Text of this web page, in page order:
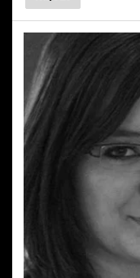
PAWEŁ
CHYNOWSKI